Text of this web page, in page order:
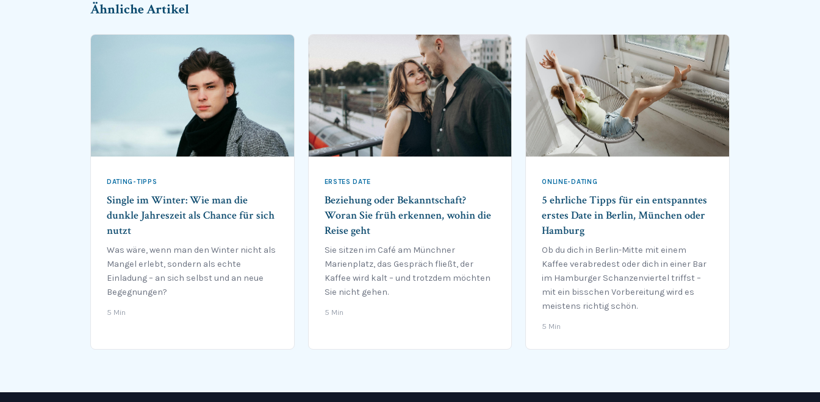
Ähnliche Artikel
DATING-TIPPS
Single im Winter: Wie man die
dunkle Jahreszeit als Chance für sich
nutzt
Was wäre, wenn man den Winter nicht als
Mangel erlebt, sondern als echte
Einladung – an sich selbst und an neue
Begegnungen?
5 Min
ERSTES DATE
Beziehung oder Bekanntschaft?
Woran Sie früh erkennen, wohin die
Reise geht
Sie sitzen im Café am Münchner
Marienplatz, das Gespräch fließt, der
Kaffee wird kalt – und trotzdem möchten
Sie nicht gehen.
5 Min
ONLINE-DATING
5 ehrliche Tipps für ein entspanntes
erstes Date in Berlin, München oder
Hamburg
Ob du dich in Berlin-Mitte mit einem
Kaffee verabredest oder dich in einer Bar
im Hamburger Schanzenviertel triffst –
mit ein bisschen Vorbereitung wird es
meistens richtig schön.
5 Min